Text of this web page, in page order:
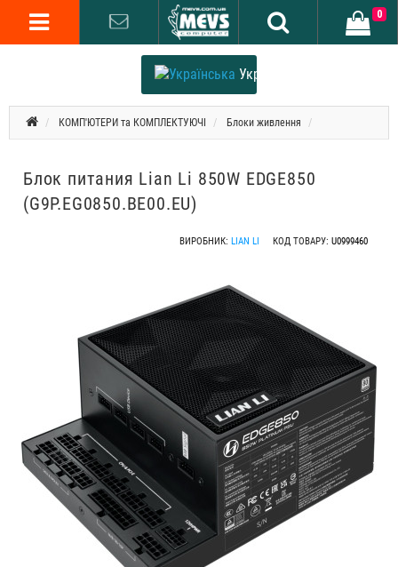
Українська
0
КОМП'ЮТЕРИ та КОМПЛЕКТУЮЧІ Блоки живлення
Блок питания Lian Li 850W EDGE850
(G9P.EG0850.BE00.EU)
ВИРОБНИК: LIAN LI КОД ТОВАРУ: U0999460